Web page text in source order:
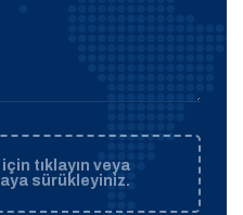
tıklayın veya
sürükleyiniz.